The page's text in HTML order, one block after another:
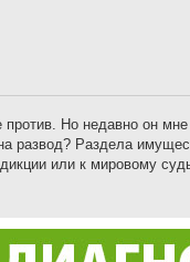
Но недавно он
развод? Раздела
или к мировому